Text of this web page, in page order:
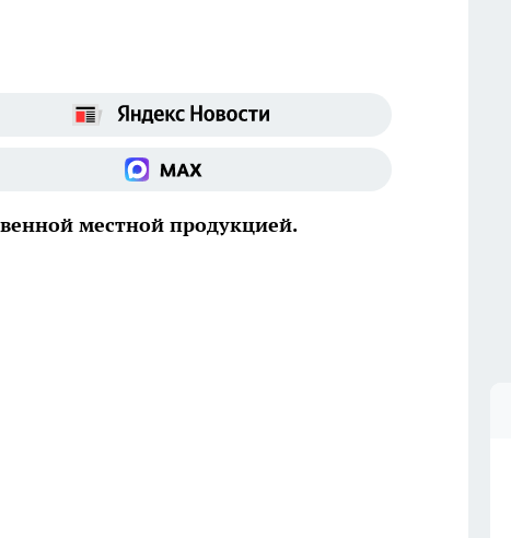
местной продукцией.